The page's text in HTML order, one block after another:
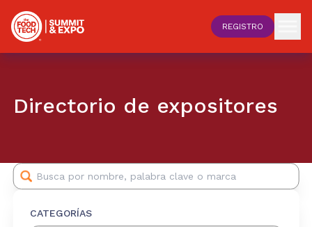
REGISTRO
Directorio de expositores
CATEGORÍAS